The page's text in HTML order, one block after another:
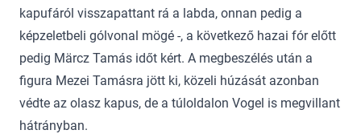
kapufáról visszapattant rá a labda, onnan pedig a
képzeletbeli gólvonal mögé -, a következő hazai fór előtt
pedig Märcz Tamás időt kért. A megbeszélés után a
figura Mezei Tamásra jött ki, közeli húzását azonban
védte az olasz kapus, de a túloldalon Vogel is megvillant
hátrányban.